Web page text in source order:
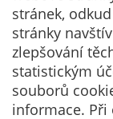
stránek,
stránky
zlepšování
statistickým
souborů
informace.
možnost
analýzy
výkonu a
optimalizace
našich
opatření.